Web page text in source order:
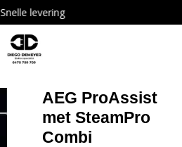
Snelle levering
AEG ProAssist
met SteamPro
Combi